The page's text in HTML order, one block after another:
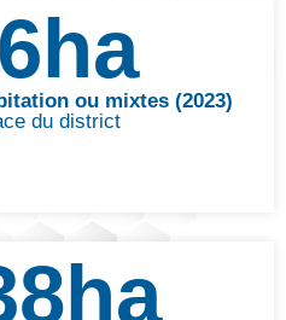
ha
ou mixtes (2023)
du district
ha